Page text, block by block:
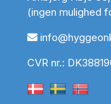
(ingen mulighed
CVR nr.: